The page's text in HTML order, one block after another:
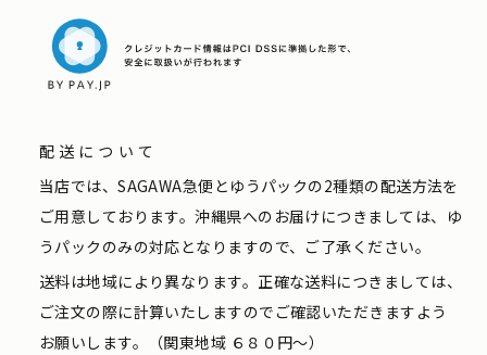
配送について
当店では、SAGAWA急便とゆうパックの2種類の配送方法を
ご用意しております。沖縄県へのお届けにつきましては、ゆ
うパックのみの対応となりますので、ご了承ください。
送料は地域により異なります。正確な送料につきましては、
ご注文の際に計算いたしますのでご確認いただきますよう
お願いします。（関東地域 ６８０円〜）